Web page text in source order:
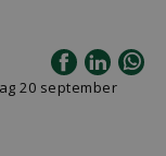
20 september